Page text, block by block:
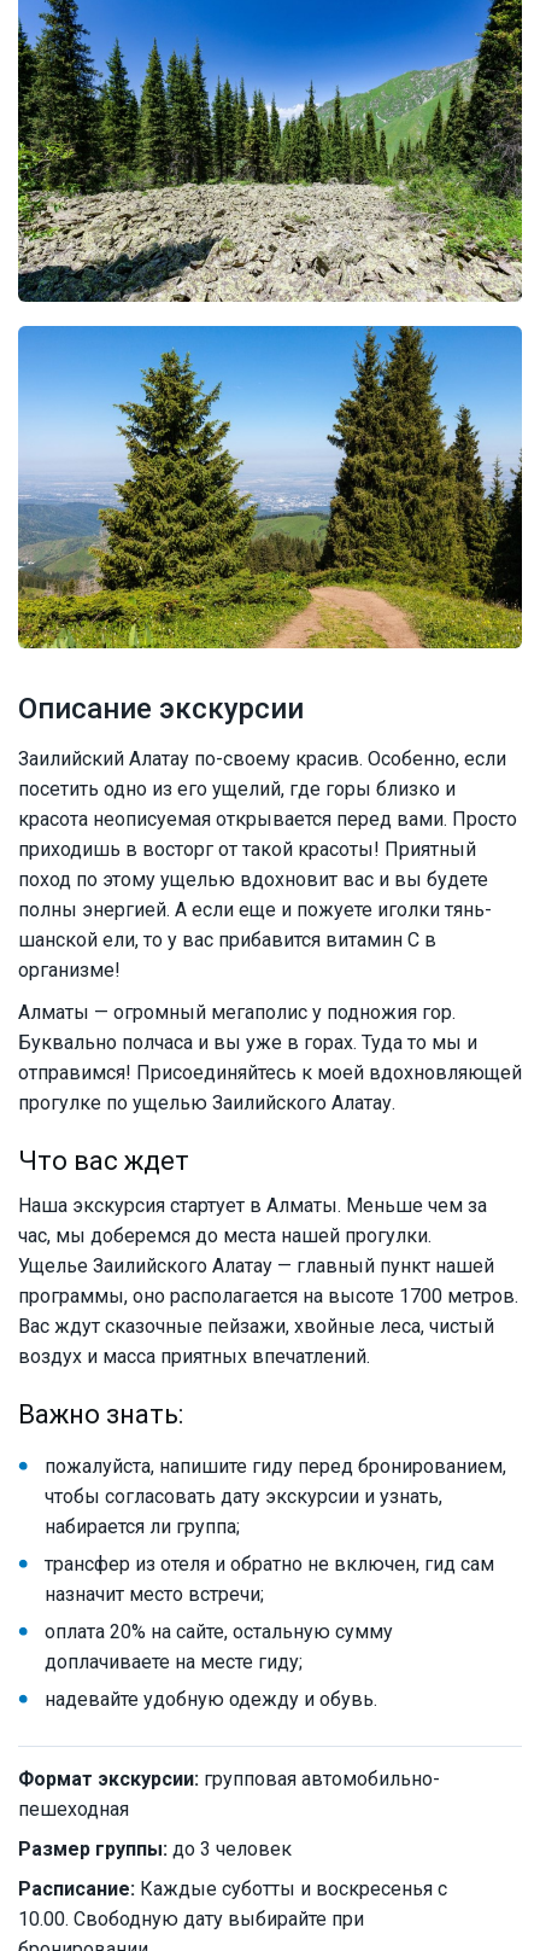
Описание экскурсии
Заилийский Алатау по-своему красив. Особенно, если
посетить одно из его ущелий, где горы близко и
красота неописуемая открывается перед вами. Просто
приходишь в восторг от такой красоты! Приятный
поход по этому ущелью вдохновит вас и вы будете
полны энергией. А если еще и пожуете иголки тянь-
шанской ели, то у вас прибавится витамин С в
организме!
Алматы — огромный мегаполис у подножия гор.
Буквально полчаса и вы уже в горах. Туда то мы и
отправимся! Присоединяйтесь к моей вдохновляющей
прогулке по ущелью Заилийского Алатау.
Что вас ждет
Наша экскурсия стартует в Алматы. Меньше чем за
час, мы доберемся до места нашей прогулки.
Ущелье Заилийского Алатау — главный пункт нашей
программы, оно располагается на высоте 1700 метров.
Вас ждут сказочные пейзажи, хвойные леса, чистый
воздух и масса приятных впечатлений.
Важно знать:
пожалуйста, напишите гиду перед бронированием,
чтобы согласовать дату экскурсии и узнать,
набирается ли группа;
трансфер из отеля и обратно не включен, гид сам
назначит место встречи;
оплата 20% на сайте, остальную сумму
доплачиваете на месте гиду;
надевайте удобную одежду и обувь.
Формат экскурсии: групповая автомобильно-
пешеходная
Размер группы: до 3 человек
Расписание: Каждые суботты и воскресенья с
10.00. Свободную дату выбирайте при